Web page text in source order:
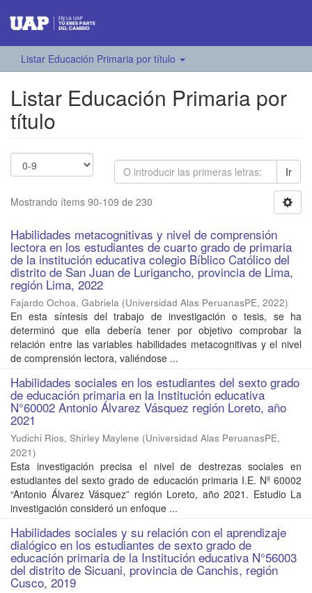
Listar Educación Primaria por título
Listar Educación Primaria por
título
Ir
Mostrando ítems 90-109 de 230
Habilidades metacognitivas y nivel de comprensión
lectora en los estudiantes de cuarto grado de primaria
de la institución educativa colegio Bíblico Católico del
distrito de San Juan de Lurigancho, provincia de Lima,
región Lima, 2022
Fajardo Ochoa, Gabriela (Universidad Alas PeruanasPE, 2022)
En esta síntesis del trabajo de investigación o tesis, se ha
determinó que ella debería tener por objetivo comprobar la
relación entre las variables habilidades metacognitivas y el nivel
de comprensión lectora, valiéndose ...
Habilidades sociales en los estudiantes del sexto grado
de educación primaria en la Institución educativa
N°60002 Antonio Álvarez Vásquez región Loreto, año
2021
Yudichi Rios, Shirley Maylene (Universidad Alas PeruanasPE,
2021)
Esta investigación precisa el nivel de destrezas sociales en
estudiantes del sexto grado de educación primaria I.E. Nº 60002
“Antonio Álvarez Vásquez” región Loreto, año 2021. Estudio La
investigación consideró un enfoque ...
Habilidades sociales y su relación con el aprendizaje
dialógico en los estudiantes de sexto grado de
educación primaria de la Institución educativa N°56003
del distrito de Sicuani, provincia de Canchis, región
Cusco, 2019